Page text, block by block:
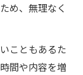
め、無理なく
こともあるた
間や内容を増